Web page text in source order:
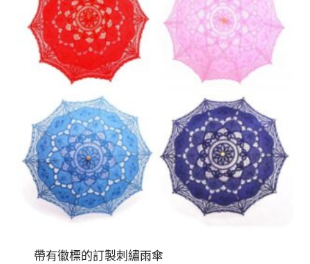
帶有徽標的訂製刺繡雨傘